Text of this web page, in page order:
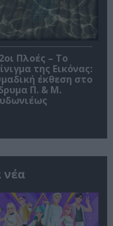
Πλοές – Το
της Εικόνας:
έκθεση στο
Π. & Μ.
νέα